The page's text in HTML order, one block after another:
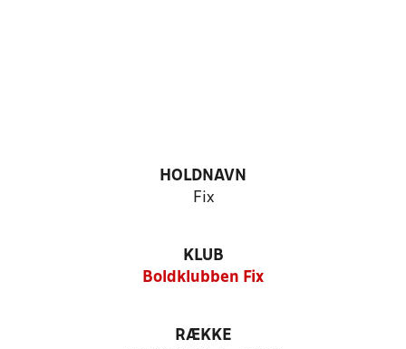
HOLDNAVN
Fix
KLUB
Boldklubben Fix
RÆKKE